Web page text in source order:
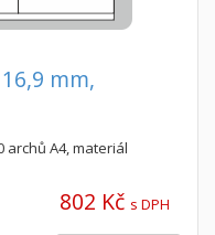
16,9 mm,
archů A4, materiál
802 Kč s DPH